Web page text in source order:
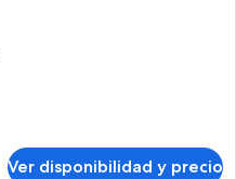
Ver disponibilidad y precio